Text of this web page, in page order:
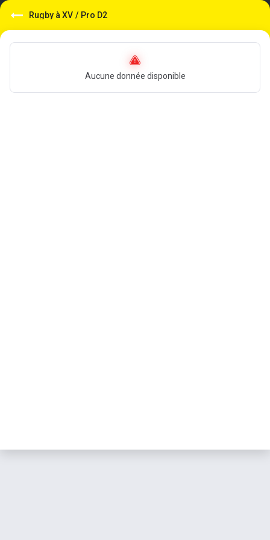
Rugby à XV / Pro D2
Aucune donnée disponible